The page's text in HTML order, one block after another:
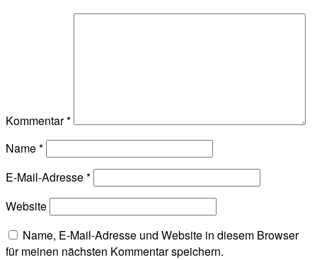
Kommentar*
Name*
E-Mail-Adresse*
Website
Name, E-Mail-Adresse und Website in diesem Browser
für meinen nächsten Kommentar speichern.